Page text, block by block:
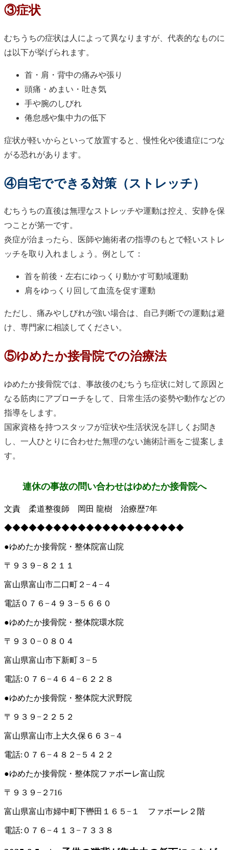
③症状
むちうちの症状は人によって異なりますが、代表的なものに
は以下が挙げられます。
首・肩・背中の痛みや張り
頭痛・めまい・吐き気
手や腕のしびれ
倦怠感や集中力の低下
症状が軽いからといって放置すると、慢性化や後遺症につな
がる恐れがあります。
④自宅でできる対策（ストレッチ）
むちうちの直後は無理なストレッチや運動は控え、安静を保
つことが第一です。
炎症が治まったら、医師や施術者の指導のもとで軽いストレ
ッチを取り入れましょう。例として：
首を前後・左右にゆっくり動かす可動域運動
肩をゆっくり回して血流を促す運動
ただし、痛みやしびれが強い場合は、自己判断での運動は避
け、専門家に相談してください。
⑤ゆめたか接骨院での治療法
ゆめたか接骨院では、事故後のむちうち症状に対して原因と
なる筋肉にアプローチをして、日常生活の姿勢や動作などの
指導をします。
国家資格を持つスタッフが症状や生活状況を詳しくお聞き
し、一人ひとりに合わせた無理のない施術計画をご提案しま
す。
連休の事故の問い合わせはゆめたか接骨院へ
文責 柔道整復師 岡田 龍樹 治療歴7年
◆◆◆◆◆◆◆◆◆◆◆◆◆◆◆◆◆◆◆◆◆◆
●ゆめたか接骨院・整体院富山院
〒９３９−８２１１
富山県富山市二口町２−４−４
電話０７６−４９３−５６６０
●ゆめたか接骨院・整体院環水院
〒９３０−０８０４
富山県富山市下新町３−５
電話:０７６−４６４−６２２８
●ゆめたか接骨院・整体院大沢野院
〒９３９−２２５２
富山県富山市上大久保６６３−４
電話:０７６−４８２−５４２２
●ゆめたか接骨院・整体院ファボーレ富山院
〒９３９−２716
富山県富山市婦中町下轡田１６５−１ ファボーレ２階
電話:０７６−４１３−７３３８